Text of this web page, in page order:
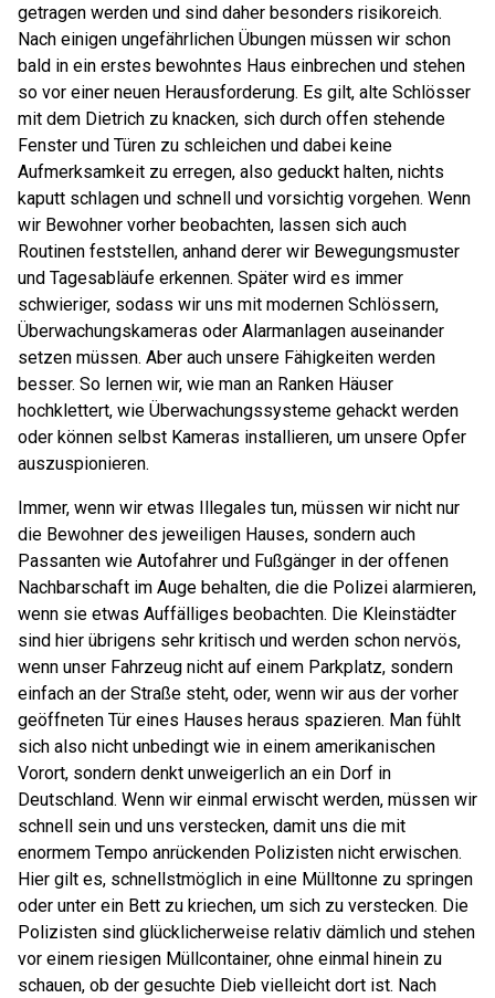
getragen werden und sind daher besonders risikoreich.
Nach einigen ungefährlichen Übungen müssen wir schon
bald in ein erstes bewohntes Haus einbrechen und stehen
so vor einer neuen Herausforderung. Es gilt, alte Schlösser
mit dem Dietrich zu knacken, sich durch offen stehende
Fenster und Türen zu schleichen und dabei keine
Aufmerksamkeit zu erregen, also geduckt halten, nichts
kaputt schlagen und schnell und vorsichtig vorgehen. Wenn
wir Bewohner vorher beobachten, lassen sich auch
Routinen feststellen, anhand derer wir Bewegungsmuster
und Tagesabläufe erkennen. Später wird es immer
schwieriger, sodass wir uns mit modernen Schlössern,
Überwachungskameras oder Alarmanlagen auseinander
setzen müssen. Aber auch unsere Fähigkeiten werden
besser. So lernen wir, wie man an Ranken Häuser
hochklettert, wie Überwachungssysteme gehackt werden
oder können selbst Kameras installieren, um unsere Opfer
auszuspionieren.
Immer, wenn wir etwas Illegales tun, müssen wir nicht nur
die Bewohner des jeweiligen Hauses, sondern auch
Passanten wie Autofahrer und Fußgänger in der offenen
Nachbarschaft im Auge behalten, die die Polizei alarmieren,
wenn sie etwas Auffälliges beobachten. Die Kleinstädter
sind hier übrigens sehr kritisch und werden schon nervös,
wenn unser Fahrzeug nicht auf einem Parkplatz, sondern
einfach an der Straße steht, oder, wenn wir aus der vorher
geöffneten Tür eines Hauses heraus spazieren. Man fühlt
sich also nicht unbedingt wie in einem amerikanischen
Vorort, sondern denkt unweigerlich an ein Dorf in
Deutschland. Wenn wir einmal erwischt werden, müssen wir
schnell sein und uns verstecken, damit uns die mit
enormem Tempo anrückenden Polizisten nicht erwischen.
Hier gilt es, schnellstmöglich in eine Mülltonne zu springen
oder unter ein Bett zu kriechen, um sich zu verstecken. Die
Polizisten sind glücklicherweise relativ dämlich und stehen
vor einem riesigen Müllcontainer, ohne einmal hinein zu
schauen, ob der gesuchte Dieb vielleicht dort ist. Nach